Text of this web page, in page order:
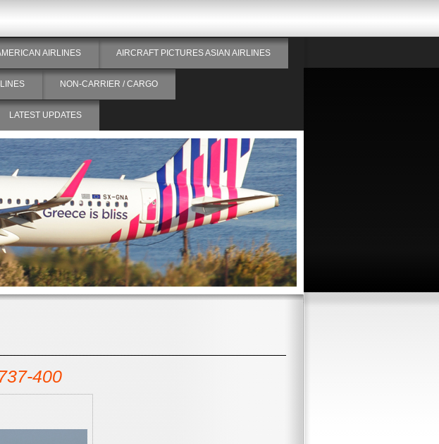
AIRLINES AIRCRAFT PICTURES ASIAN AIRLINES
NON-CARRIER / CARGO
LATEST UPDATES
400